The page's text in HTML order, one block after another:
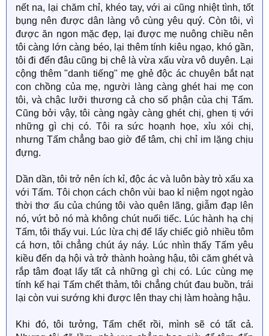
nết na, lại chăm chỉ, khéo tay, với ai cũng nhiệt tình, tốt
bụng nên được dân làng vô cùng yêu quý. Còn tôi, vì
được ăn ngon mặc đẹp, lại được mẹ nuông chiều nên
tôi càng lớn càng béo, lại thêm tính kiêu ngạo, khó gần,
tôi đi đến đâu cũng bị chê là vừa xấu vừa vô duyên. Lại
cộng thêm "danh tiếng" mẹ ghẻ độc ác chuyên bắt nạt
con chồng của mẹ, người làng càng ghét hai mẹ con
tôi, và chậc lưỡi thương cả cho số phận của chị Tấm.
Cũng bởi vậy, tôi càng ngày càng ghét chị, ghen tị với
những gì chị có. Tôi ra sức hoạnh họe, xỉu xói chị,
nhưng Tấm chẳng bao giờ để tâm, chị chỉ im lặng chịu
đựng.
Dần dần, tôi trở nên ích kỉ, độc ác và luôn bày trò xấu xa
với Tấm. Tôi chọn cách chôn vùi bao kỉ niệm ngọt ngào
thời thơ ấu của chúng tôi vào quên lãng, giẫm đạp lên
nó, vứt bỏ nó mà không chút nuối tiếc. Lúc hành hạ chị
Tấm, tôi thấy vui. Lúc lừa chị để lấy chiếc giỏ nhiều tôm
cá hơn, tôi chẳng chút áy náy. Lúc nhìn thấy Tấm yêu
kiều đến dạ hội và trở thành hoàng hậu, tôi căm ghét và
rắp tâm đoạt lấy tất cả những gì chị có. Lúc cùng mẹ
tính kế hại Tấm chết thảm, tôi chẳng chút đau buồn, trái
lại còn vui sướng khi được lên thay chị làm hoàng hậu.
Khi đó, tôi tưởng, Tấm chết rồi, mình sẽ có tất cả.